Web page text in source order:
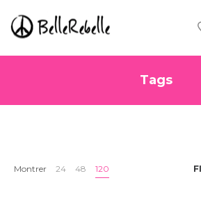
Tags
Montrer 24 48 120